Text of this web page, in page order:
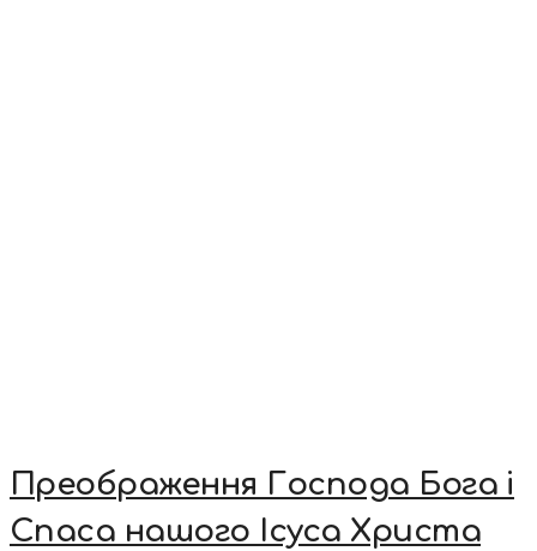
Преображення Господа Бога і
Спаса нашого Ісуса Христа